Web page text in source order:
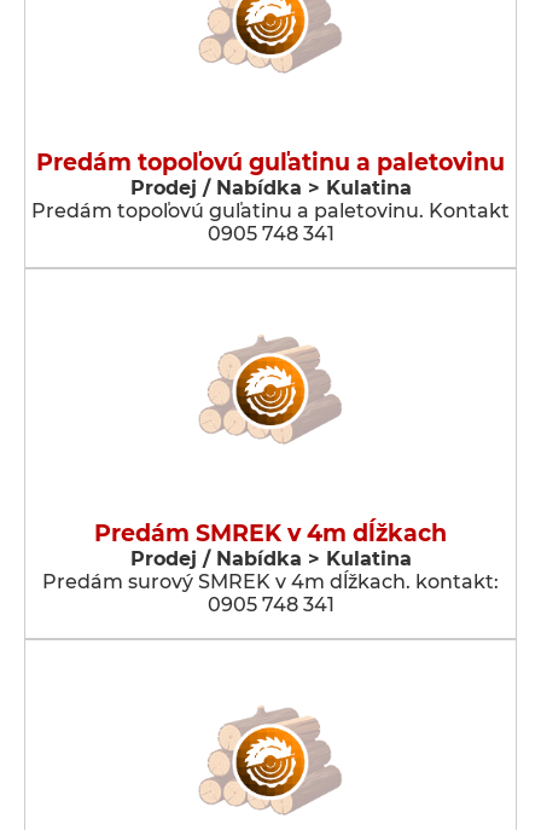
Predám topoľovú guľatinu a paletovinu
Prodej / Nabídka > Kulatina
Predám topoľovú guľatinu a paletovinu. Kontakt
0905 748 341
Predám SMREK v 4m dĺžkach
Prodej / Nabídka > Kulatina
Predám surový SMREK v 4m dĺžkach. kontakt:
0905 748 341